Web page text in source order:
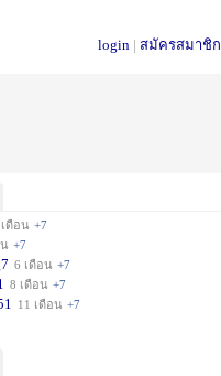
login | สมัครสมาชิก
ดือน +7
น +7
6 เดือน +7
8 เดือน +7
11 เดือน +7